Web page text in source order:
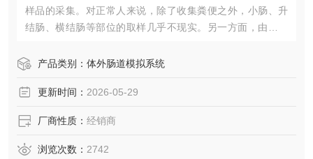
样品的采集。对正常人来说，除了收集粪便之外，小肠、升
结肠、横结肠等部位的取样几乎不现实。另一方面，由于肠
外部环境和肠道内环境对肠道菌群的作用变得十分重要。所
体和动物营养学的发展非常有意义。
产品类别： 体外肠道模拟系统
更新时间： 2026-05-29
厂商性质： 经销商
浏览次数： 2742